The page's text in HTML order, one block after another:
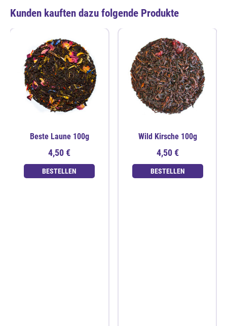
Kunden kauften dazu folgende Produkte
Beste Laune 100g
4,50 €
BESTELLEN
Wild Kirsche 100g
4,50 €
BESTELLEN